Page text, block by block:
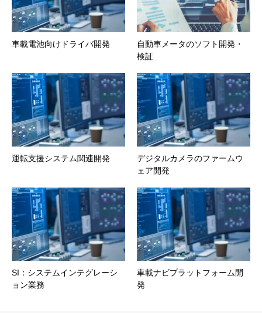
車載電池向けドライバ開発
自動車メータのソフト開発・
検証
運転支援システム関連開発
デジタルカメラのファームウ
ェア開発
SI：システムインテグレーシ
ョン業務
車載ナビプラットフォーム開
発